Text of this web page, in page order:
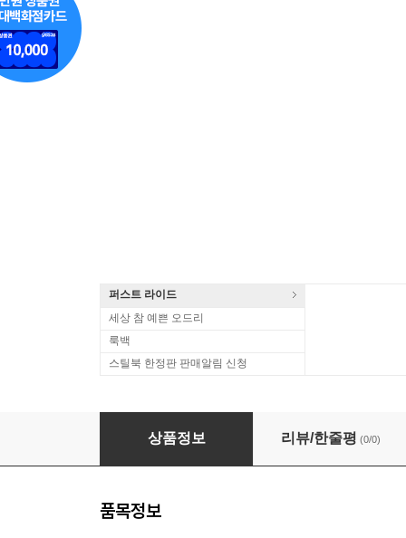
퍼스트 라이드
세상 참 예쁜 오드리
룩백
스틸북 한정판 판매알림 신청
Marillion - Brave (Ltd)(Picture 2LP)
상품정보 리뷰/한줄평 (0/0)
품목정보